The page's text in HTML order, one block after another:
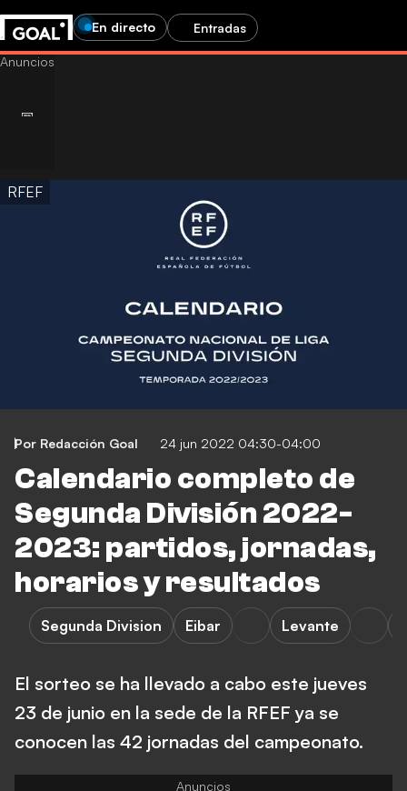
En directo Entradas
RFEF
Por Redacción Goal 24 jun 2022 04:30-04:00
Calendario completo de
Segunda División 2022-
2023: partidos, jornadas,
horarios y resultados
Segunda Division Eibar Levante
El sorteo se ha llevado a cabo este jueves
23 de junio en la sede de la RFEF ya se
conocen las 42 jornadas del campeonato.